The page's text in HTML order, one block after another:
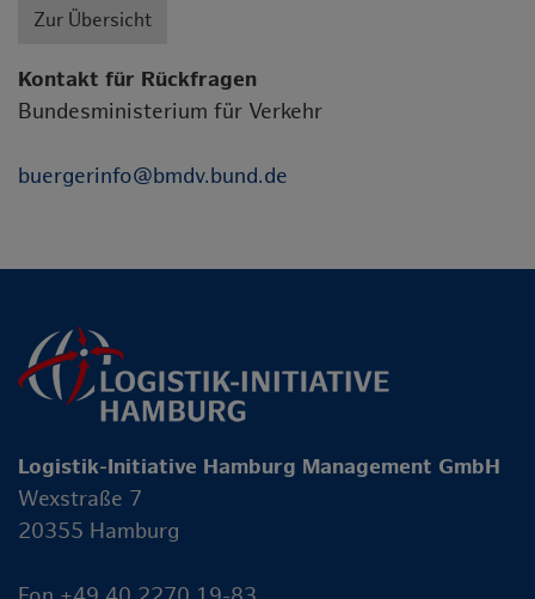
Zur Übersicht
Kontakt für Rückfragen
Bundesministerium für Verkehr
buergerinfo@bmdv.bund.de
Logistik-Initiative Hamburg Management GmbH
Wexstraße 7
20355 Hamburg